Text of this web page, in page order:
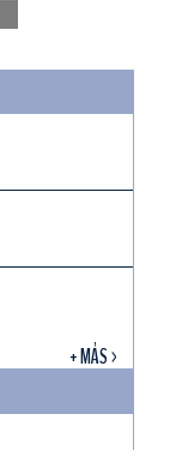
+ MÁS >